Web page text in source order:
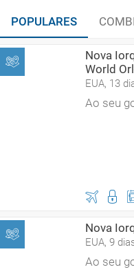
POPULARES
Nova
World
EUA, 13
Ao seu
Nova
EUA, 9
Ao seu